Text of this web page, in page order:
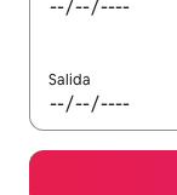
Salida